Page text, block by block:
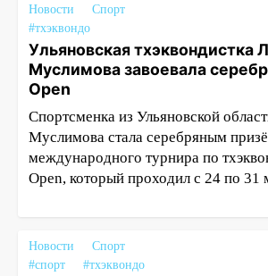
Новости
Спорт
#тхэквондо
Ульяновская тхэквондистка
Муслимова завоевала
Open
Спортсменка из Ульяновской
Муслимова стала серебряным
международного турнира по
Open, который проходил с 24 по 31
Новости
Спорт
#спорт
#тхэквондо